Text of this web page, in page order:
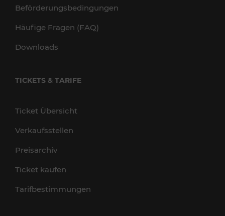
Beförderungsbedingungen
Häufige Fragen (FAQ)
Downloads
TICKETS & TARIFE
Ticket Übersicht
Verkaufsstellen
Preisarchiv
Ticket kaufen
Tarifbestimmungen